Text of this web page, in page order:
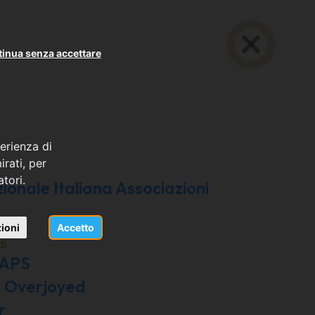
di
per
Accetto
senza accettare
Italiana Associazioni
Overjoyed